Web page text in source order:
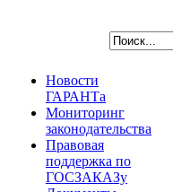
Новости
ГАРАНТа
Мониторинг
законодательства
Правовая
поддержка по
ГОСЗАКАЗу